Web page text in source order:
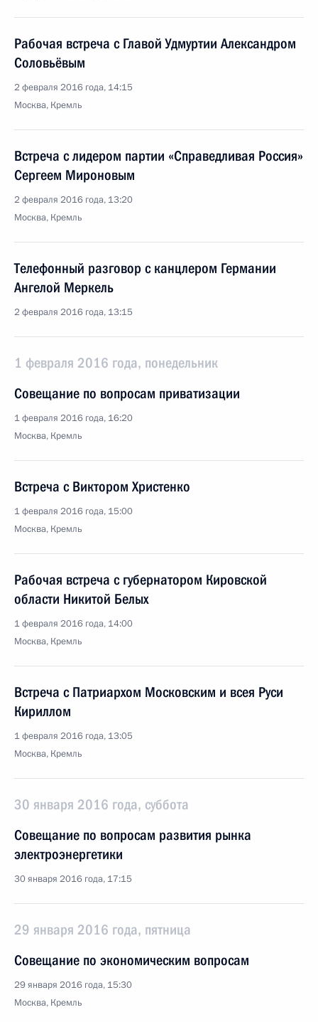
Рабочая встреча с Главой Удмуртии Александром
Соловьёвым
2 февраля 2016 года, 14:15
Москва, Кремль
Встреча с лидером партии «Справедливая Россия»
Сергеем Мироновым
2 февраля 2016 года, 13:20
Москва, Кремль
Телефонный разговор с канцлером Германии
Ангелой Меркель
2 февраля 2016 года, 13:15
1 февраля 2016 года, понедельник
Совещание по вопросам приватизации
1 февраля 2016 года, 16:20
Москва, Кремль
Встреча с Виктором Христенко
1 февраля 2016 года, 15:00
Москва, Кремль
Рабочая встреча с губернатором Кировской
области Никитой Белых
1 февраля 2016 года, 14:00
Москва, Кремль
Встреча с Патриархом Московским и всея Руси
Кириллом
1 февраля 2016 года, 13:05
Москва, Кремль
30 января 2016 года, суббота
Совещание по вопросам развития рынка
электроэнергетики
30 января 2016 года, 17:15
29 января 2016 года, пятница
Совещание по экономическим вопросам
29 января 2016 года, 15:30
Москва, Кремль